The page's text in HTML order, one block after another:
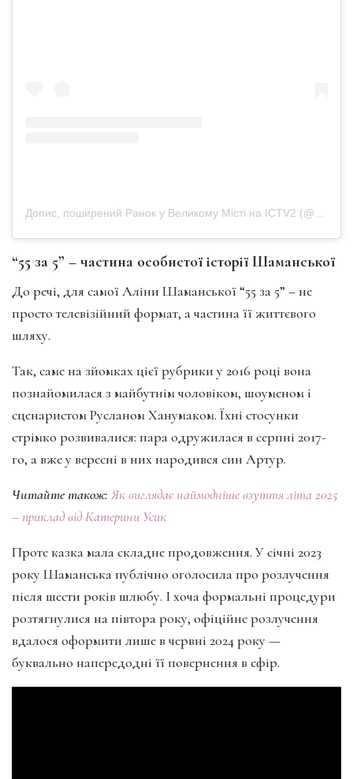
“55 за 5” – частина особистої історії Шаманської
До речі, для самої Аліни Шаманської “55 за 5” – не
просто телевізійний формат, а частина її життєвого
шляху.
Так, саме на зйомках цієї рубрики у 2016 році вона
познайомилася з майбутнім чоловіком, шоуменом і
сценаристом Русланом Ханумаком. Їхні стосунки
стрімко розвивалися: пара одружилася в серпні 2017-
го, а вже у вересні в них народився син Артур.
Читайте також: Як виглядає наймодніше взуття літа 2025
– приклад від Катерини Усик
Проте казка мала складне продовження. У січні 2023
року Шаманська публічно оголосила про розлучення
після шести років шлюбу. І хоча формальні процедури
розтягнулися на півтора року, офіційне розлучення
вдалося оформити лише в червні 2024 року —
буквально напередодні її повернення в ефір.